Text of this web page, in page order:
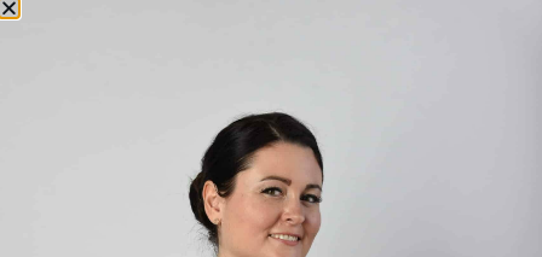
Hogyan kezeljük a stresszt
kismamaként?
2024.03.05.